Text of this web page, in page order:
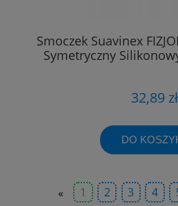
Smoczek Suavinex
Symetryczny
32,89 zł
DO
« 1 2 3 4